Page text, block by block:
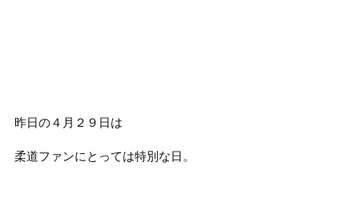
昨日の４月２９日は
柔道ファンにとっては特別な日。